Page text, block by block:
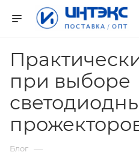
при выборе
Блог —